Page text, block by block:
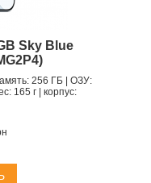
Sky Blue
256 ГБ | ОЗУ:
165 г | корпус: